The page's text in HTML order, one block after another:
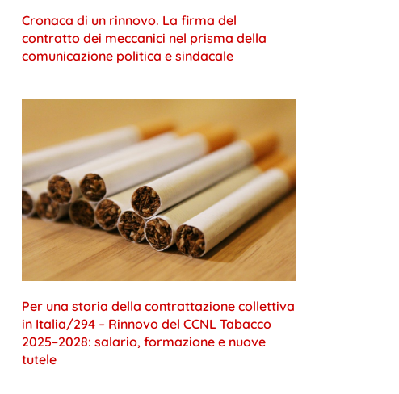
Cronaca di un rinnovo. La firma del
contratto dei meccanici nel prisma della
comunicazione politica e sindacale
Per una storia della contrattazione collettiva
in Italia/294 – Rinnovo del CCNL Tabacco
2025–2028: salario, formazione e nuove
tutele